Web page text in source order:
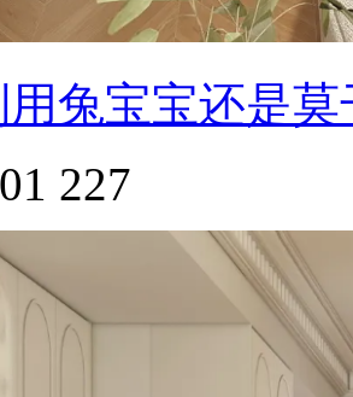
兔宝宝还是莫
227